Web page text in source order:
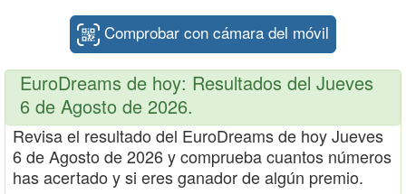
Comprobar con cámara del móvil
EuroDreams de hoy: Resultados del Jueves
6 de Agosto de 2026.
Revisa el resultado del EuroDreams de hoy Jueves
6 de Agosto de 2026 y comprueba cuantos números
has acertado y si eres ganador de algún premio.